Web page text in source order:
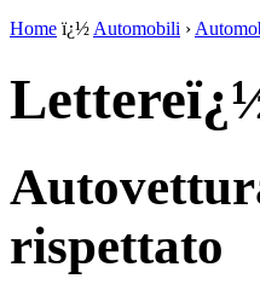
Home ï¿½ Automobili ›
rispettato